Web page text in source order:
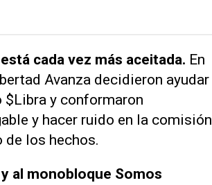
cada vez más aceitada. En
Avanza decidieron ayudar
$Libra y conformaron
y hacer ruido en la comisión
los hechos.
al monobloque Somos